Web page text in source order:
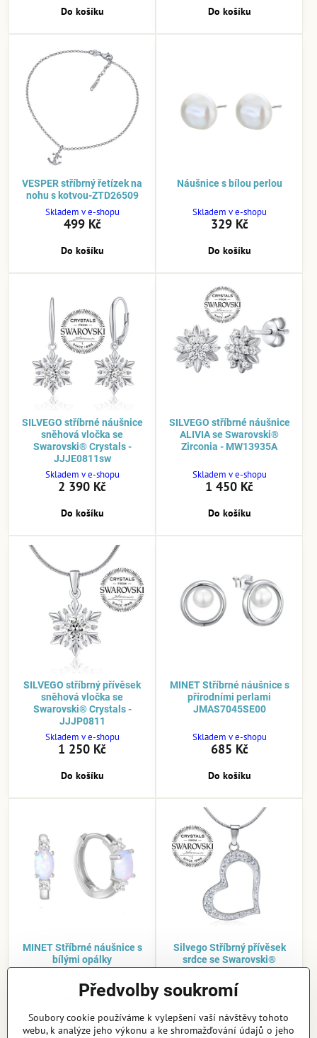
Do košíku Do košíku
VESPER stříbrný řetízek na
nohu s kotvou-ZTD26509
Skladem v e-shopu
499 Kč
Do košíku
Náušnice s bílou perlou
Skladem v e-shopu
329 Kč
Do košíku
SILVEGO stříbrné náušnice
sněhová vločka se
Swarovski® Crystals -
JJJE0811sw
Skladem v e-shopu
2 390 Kč
Do košíku
SILVEGO stříbrné náušnice
ALIVIA se Swarovski®
Zirconia - MW13935A
Skladem v e-shopu
1 450 Kč
Do košíku
SILVEGO stříbrný přívěsek
sněhová vločka se
Swarovski® Crystals -
JJJP0811
Skladem v e-shopu
1 250 Kč
Do košíku
MINET Stříbrné náušnice s
přírodními perlami
JMAS7045SE00
Skladem v e-shopu
685 Kč
Do košíku
MINET Stříbrné náušnice s
bílými opálky
Skladem v e-shopu
625 Kč
Do košíku
Silvego Stříbrný přívěsek
srdce se Swarovski®
Crystals B16086
Skladem v e-shopu
1 190 Kč
Do košíku
Předvolby soukromí
Soubory cookie používáme k vylepšení vaší návštěvy tohoto
webu, k analýze jeho výkonu a ke shromažďování údajů o jeho